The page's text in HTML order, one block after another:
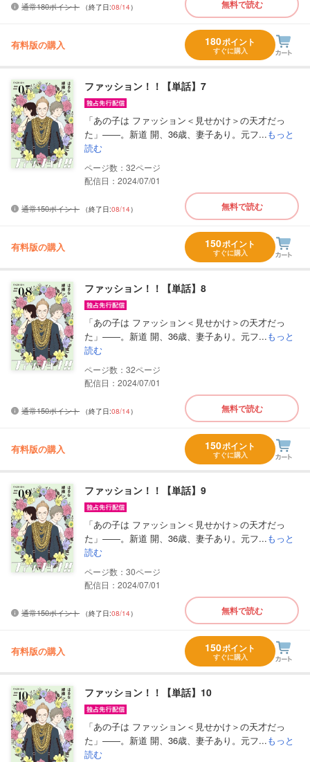
通常180ポイント （終了日:08/14） 無料で読む
有料版の購入 180ポイント
すぐに購入
ファッション！！【単話】7
「あの子は ファッション＜見せかけ＞の天才だっ
た」――。新道 開、36歳、妻子あり。元フ...もっと
読む
32
配信日：2024/07/01
通常150ポイント （終了日:08/14） 無料で読む
有料版の購入 150ポイント
すぐに購入
ファッション！！【単話】8
「あの子は ファッション＜見せかけ＞の天才だっ
た」――。新道 開、36歳、妻子あり。元フ...もっと
読む
32
配信日：2024/07/01
通常150ポイント （終了日:08/14） 無料で読む
有料版の購入 150ポイント
すぐに購入
ファッション！！【単話】9
「あの子は ファッション＜見せかけ＞の天才だっ
た」――。新道 開、36歳、妻子あり。元フ...もっと
読む
30
配信日：2024/07/01
通常150ポイント （終了日:08/14） 無料で読む
有料版の購入 150ポイント
すぐに購入
ファッション！！【単話】10
「あの子は ファッション＜見せかけ＞の天才だっ
た」――。新道 開、36歳、妻子あり。元フ...もっと
読む